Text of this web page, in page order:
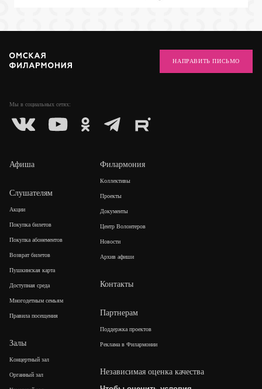
Мы в социальных сетях:
НАПРАВИТЬ ПИСЬМО
Афиша
Слушателям
Акции
Покупка билетов
Покупка абонементов
Возврат билетов
Пушкинская карта
Доступная среда
Многодетным семьям
Правила посещения
Залы
Концертный зал
Органный зал
Филармония
Коллективы
Проекты
Документы
Центр Волонтеров
Новости
Архив афиши
Контакты
Партнерам
Поддержка проектов
Реклама в Филармонии
Независимая оценка качества